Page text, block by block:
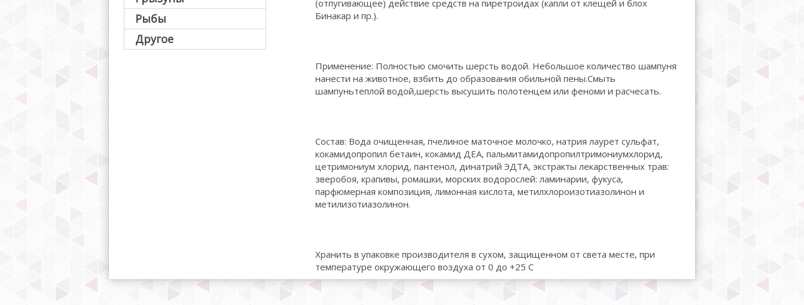
Рыбы
Другое
(отпугивающее) действие средств на пиретроидах (капли от клещей и блох
Бинакар и пр.).
Применение: Полностью смочить шерсть водой. Небольшое количество шампуня
нанести на животное, взбить до образования обильной пены.Смыть
шампуньтеплой водой,шерсть высушить полотенцем или феноми и расчесать.
Состав: Вода очищенная, пчелиное маточное молочко, натрия лаурет сульфат,
кокамидопропил бетаин, кокамид ДЕА, пальмитамидопропилтримониумхлорид,
цетримониум хлорид, пантенол, динатрий ЭДТА, экстракты лекарственных трав:
зверобоя, крапивы, ромашки, морских водорослей: ламинарии, фукуса,
парфюмерная композиция, лимонная кислота, метилхлороизотиазолинон и
метилизотиазолинон.
Хранить в упаковке производителя в сухом, защищенном от света месте, при
температуре окружающего воздуха от 0 до +25 С